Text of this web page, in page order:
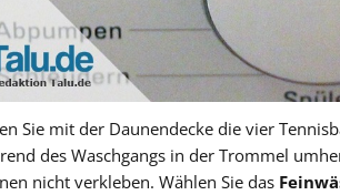
Sie mit der Daunendecke die vier
des Waschgangs in der Trommel
nicht verkleben. Wählen Sie das